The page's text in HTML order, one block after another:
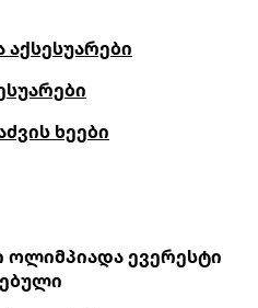
ხეები
ოლიმპიადა ევერესტი